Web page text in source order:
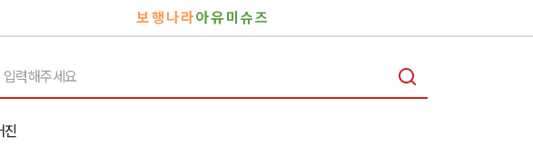
보행나라아유미슈즈
진